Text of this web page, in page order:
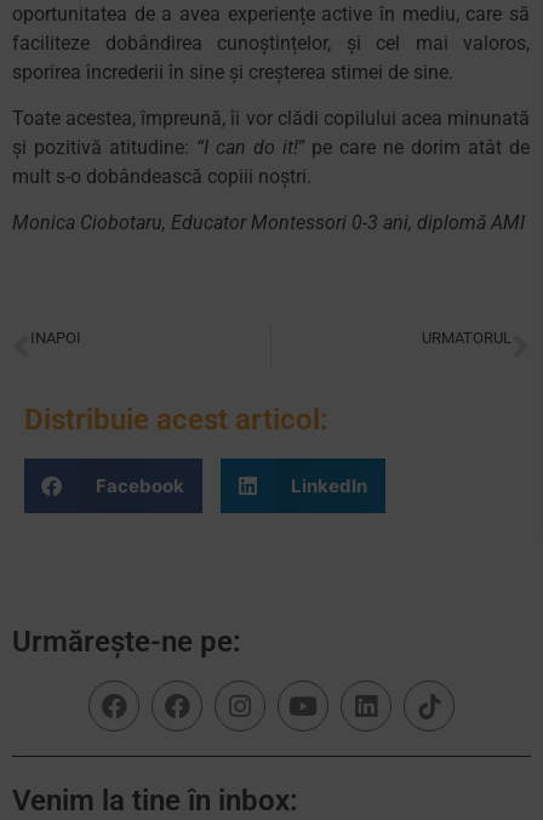
oportunitatea de a avea experiențe active în mediu, care să
faciliteze dobândirea cunoștințelor, și cel mai valoros,
sporirea încrederii în sine și creșterea stimei de sine.
Toate acestea, împreună, îi vor clădi copilului acea minunată
și pozitivă atitudine: “I can do it!” pe care ne dorim atât de
mult s-o dobândească copiii noștri.
Monica Ciobotaru, Educator Montessori 0-3 ani, diplomă AMI
INAPOI URMATORUL
Distribuie acest articol:
Facebook LinkedIn
Urmărește-ne pe:
Venim la tine în inbox: